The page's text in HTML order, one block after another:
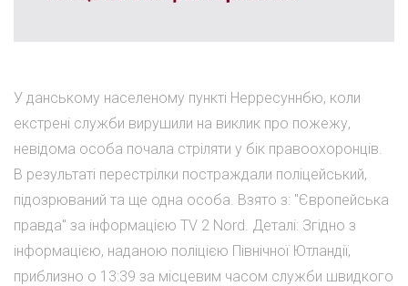
У данському населеному пункті Нерресуннбю, коли
екстрені служби вирушили на виклик про пожежу,
невідома особа почала стріляти у бік правоохоронців.
В результаті перестрілки постраждали поліцейський,
підозрюваний та ще одна особа. Взято з: "Європейська
правда" за інформацією TV 2 Nord. Деталі: Згідно з
інформацією, наданою поліцією Північної Ютландії,
приблизно о 13:39 за місцевим часом служби швидкого